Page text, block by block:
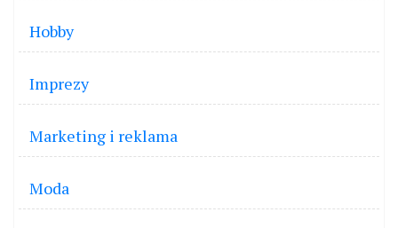
Hobby
Imprezy
Marketing i reklama
Moda